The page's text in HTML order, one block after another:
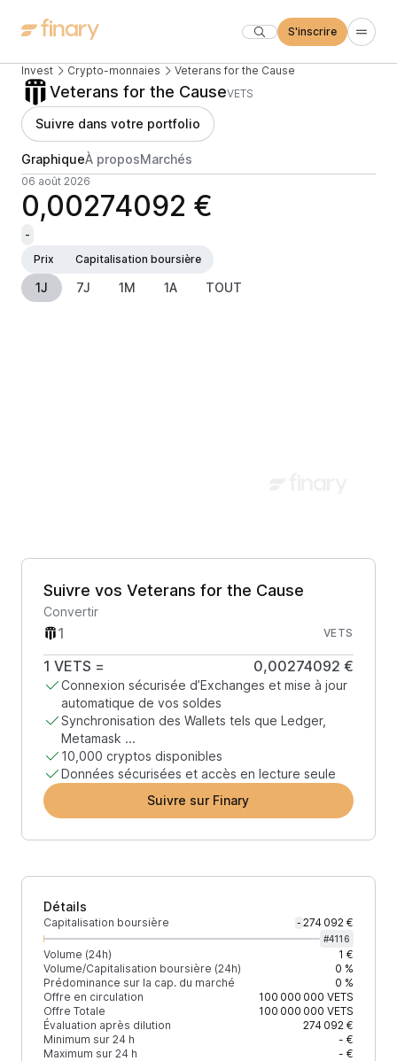
S'inscrire
Invest Crypto-monnaies Veterans for the Cause
Veterans for the CauseVETS
Suivre dans votre portfolio
GraphiqueÀ proposMarchés
06 août 2026
0,00274092 €
-
Prix
Capitalisation boursière
1J 7J 1M 1A TOUT
Suivre vos Veterans for the Cause
Convertir
VETS
1 VETS = 0,00274092 €
Connexion sécurisée d’Exchanges et mise à jour
automatique de vos soldes
Synchronisation des Wallets tels que Ledger,
Metamask ...
10,000 cryptos disponibles
Données sécurisées et accès en lecture seule
Suivre sur Finary
Détails
Capitalisation boursière - 274 092 €
#4116
Volume (24h)
1 €
Volume/Capitalisation boursière (24h)
0 %
Prédominance sur la cap. du marché
0 %
Offre en circulation
100 000 000 VETS
Offre Totale
100 000 000 VETS
Évaluation après dilution
274 092 €
Minimum sur 24 h
- €
Maximum sur 24 h
- €